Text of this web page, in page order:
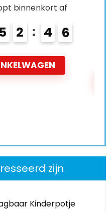
binnenkort af
5 2 4 4
zijn
Kinderpotje